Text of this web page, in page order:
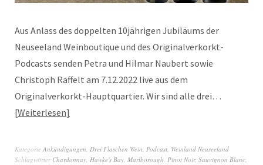
Aus Anlass des doppelten 10jährigen Jubiläums der
Neuseeland Weinboutique und des Originalverkorkt-
Podcasts senden Petra und Hilmar Naubert sowie
Christoph Raffelt am 7.12.2022 live aus dem
Originalverkorkt-Hauptquartier. Wir sind alle drei…
Weiterlesen
Kategorie Ankündigungen, Drei Flaschen Wein, Podcast, Weinland Neuseeland
Schlagwörter Chardonnay, Hawke's Bay, Marlborough, Pinot Noir, Sauvignon Blanc,